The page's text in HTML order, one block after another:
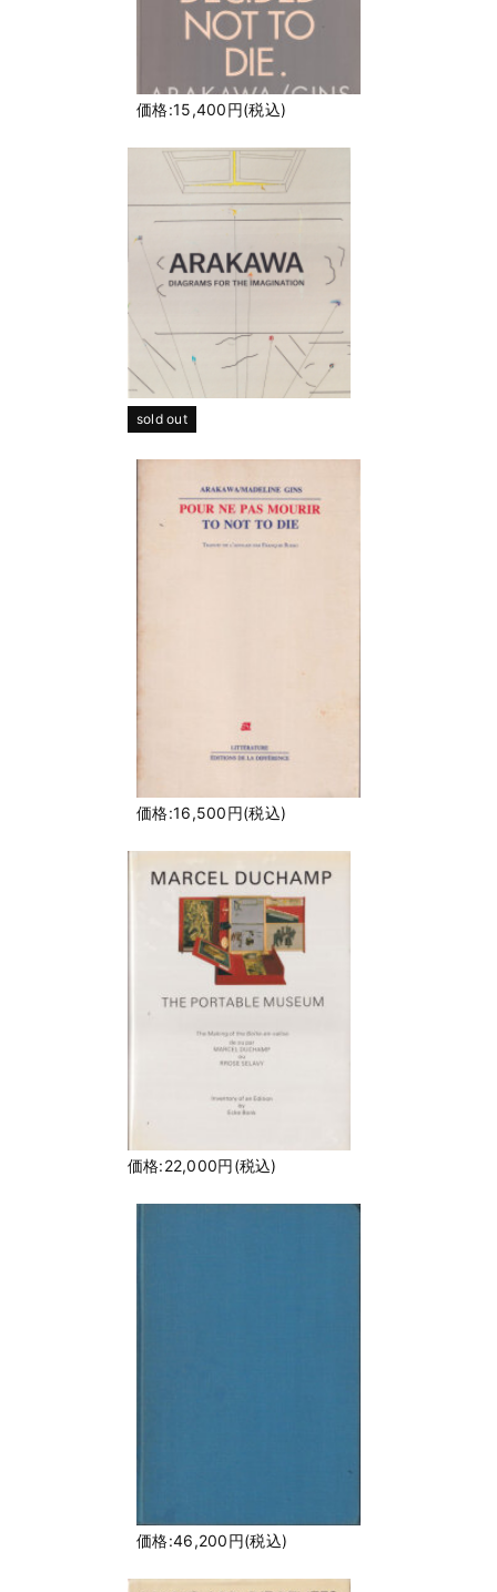
価格:15,400円(税込)
sold out
価格:16,500円(税込)
価格:22,000円(税込)
価格:46,200円(税込)